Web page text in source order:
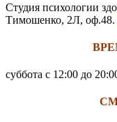
Студия психологии
Тимошенко, 2Л, оф.48.
суббота с 12:00 до